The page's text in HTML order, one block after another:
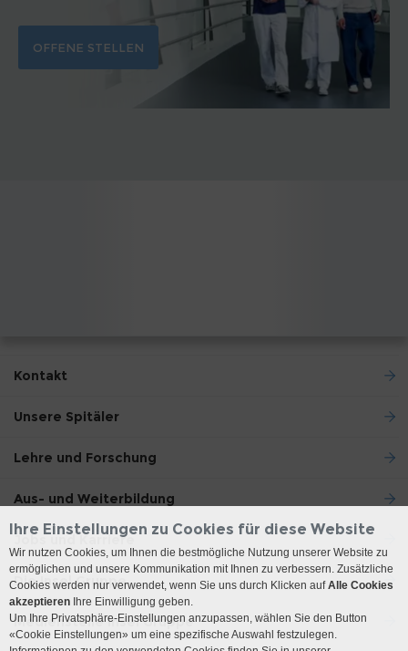
OFFENE STELLEN
Kontakt
Unsere Spitäler
Lehre und Forschung
Aus- und Weiterbildung
Jobs und Karriere
Die Insel Gruppe
Medienstelle Insel Gruppe
Ihre Einstellungen zu Cookies für diese Website
Wir nutzen Cookies, um Ihnen die bestmögliche Nutzung unserer Website zu
ermöglichen und unsere Kommunikation mit Ihnen zu verbessern. Zusätzliche
Cookies werden nur verwendet, wenn Sie uns durch Klicken aufAlle Cookies
akzeptieren Ihre Einwilligung geben.
Um Ihre Privatsphäre-Einstellungen anzupassen, wählen Sie den Button
«Cookie Einstellungen» um eine spezifische Auswahl festzulegen.